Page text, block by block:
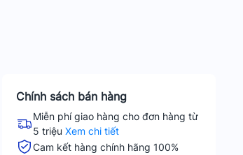
Chính sách bán hàng
Miễn phí giao hàng cho đơn hàng từ
5 triệuXem chi tiết
Cam kết hàng chính hãng 100%